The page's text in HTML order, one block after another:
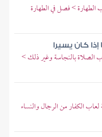
الطهارة > فصل في الطهارة
كان يسيرا
الصلاة بالنجاسة وغير ذلك >
الكفار من الرجال والنساء